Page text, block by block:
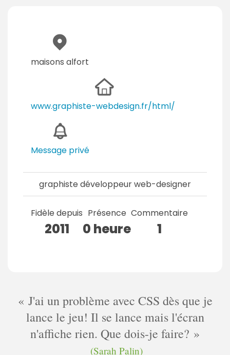
maisons alfort
www.graphiste-webdesign.fr/html/
Message privé
graphiste développeur web-designer
Fidèle depuis
2011
Présence
0 heure
Commentaire
1
J'ai un problème avec CSS dès que je
lance le jeu! Il se lance mais l'écran
n'affiche rien. Que dois-je faire?
(Sarah Palin)